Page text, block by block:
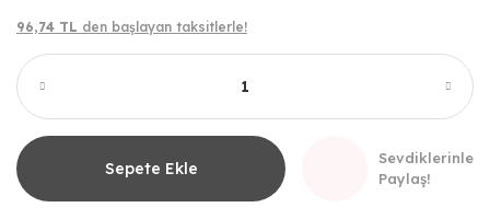
96,74 TL den başlayan taksitlerle!
Sepete Ekle
Sevdiklerinle
Paylaş!